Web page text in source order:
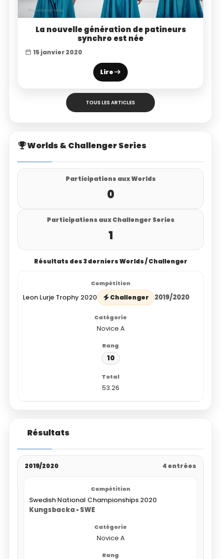
La nouvelle génération de patineurs
synchro est née
15 janvier 2020
Lire
TOUS LES ARTICLES
Worlds & Challenger Series
Participations aux Worlds
0
Participations aux Challenger Series
1
Résultats des 3 derniers Worlds / Challenger
Leon Lurje Trophy 2020 Challenger 2019/2020
Novice A
10
53.26
Résultats
2019/2020 4 entrées
Swedish National Championships 2020
Kungsbacka • SWE
Novice A